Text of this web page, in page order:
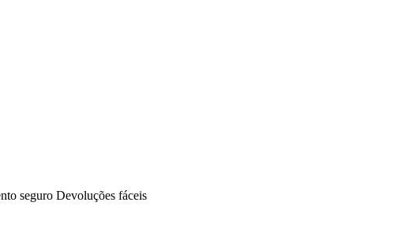
seguro Devoluções fáceis